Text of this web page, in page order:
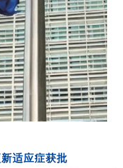
适应症获批